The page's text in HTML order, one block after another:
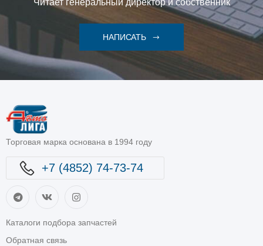
Читает генеральный директор и собственник
НАПИСАТЬ
Торговая марка основана в 1994 году
+7 (4852) 74-73-74
Каталоги подбора запчастей
Обратная связь